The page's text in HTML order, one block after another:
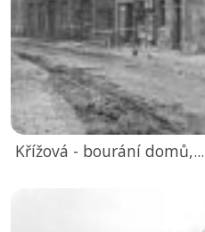
Křížová - bourání domů,...